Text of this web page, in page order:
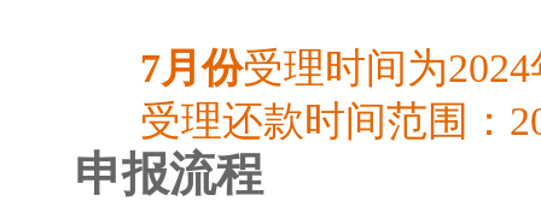
7月份受理时间为
受理还款时间范围：
申报流程